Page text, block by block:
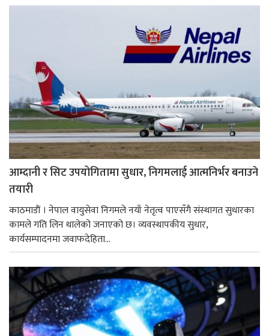
आम्दानी र सिट उपयोगितामा सुधार, निगमलाई आत्मनिर्भर बनाउने
तयारी
काठमाडाैं । नेपाल वायुसेवा निगमले नयाँ नेतृत्व पाएसँगै संस्थागत सुधारका
कामले गति लिन थालेको जनाएको छ। व्यवस्थापकीय सुधार,
कार्यसम्पादनमा जवाफदेहिता...